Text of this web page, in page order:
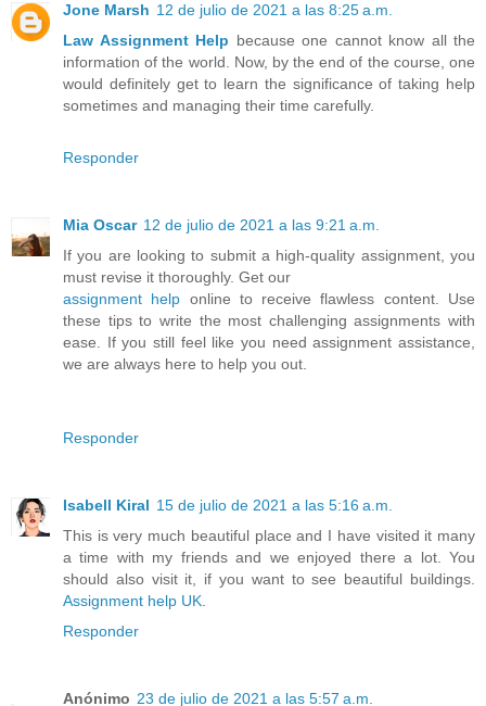
Jone Marsh 12 de julio de 2021 a las 8:25 a.m.
Law Assignment Help because one cannot know all the
information of the world. Now, by the end of the course, one
would definitely get to learn the significance of taking help
sometimes and managing their time carefully.
Responder
Mia Oscar 12 de julio de 2021 a las 9:21 a.m.
If you are looking to submit a high-quality assignment, you
must revise it thoroughly. Get our
assignment help online to receive flawless content. Use
these tips to write the most challenging assignments with
ease. If you still feel like you need assignment assistance,
we are always here to help you out.
Responder
Isabell Kiral 15 de julio de 2021 a las 5:16 a.m.
This is very much beautiful place and I have visited it many
a time with my friends and we enjoyed there a lot. You
should also visit it, if you want to see beautiful buildings.
Assignment help UK
Responder
Anónimo 23 de julio de 2021 a las 5:57 a.m.